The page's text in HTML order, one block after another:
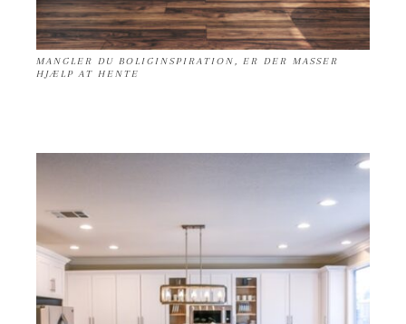
MANGLER DU BOLIGINSPIRATION, ER DER MASSER
HJÆLP AT HENTE